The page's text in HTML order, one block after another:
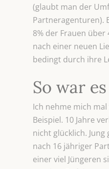
(glaubt man der
Partneragenturen).
8% der Frauen über
nach einer neuen
bedingt durch ihre
So war
Ich nehme mich
Beispiel. 10 Jahre
nicht glücklich. Jung
nach 16 jähriger
einer viel Jüngeren